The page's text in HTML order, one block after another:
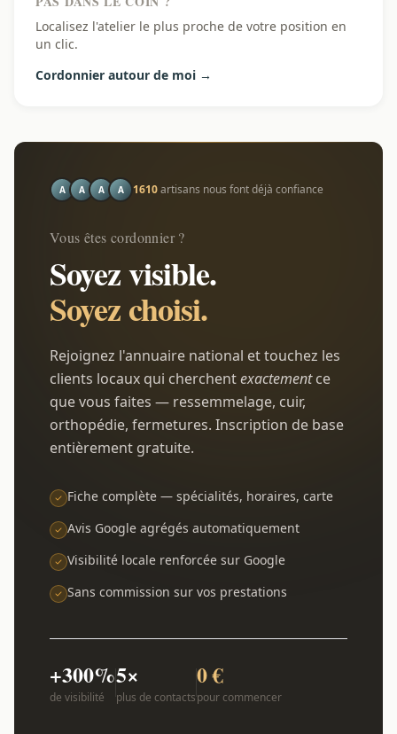
Localisez l'atelier le plus proche de votre position en
un clic.
Cordonnier autour de moi →
A A A A 1610artisans nous font déjà confiance
Vous êtes cordonnier ?
Soyez visible.
Soyez choisi.
Rejoignez l'annuaire national et touchez les
clients locaux qui cherchentexactementce
que vous faites — ressemmelage, cuir,
orthopédie, fermetures. Inscription de base
entièrement gratuite.
Fiche complète — spécialités, horaires, carte
Avis Google agrégés automatiquement
Visibilité locale renforcée sur Google
Sans commission sur vos prestations
+300%
de visibilité
5×
plus de contacts
0 €
pour commencer